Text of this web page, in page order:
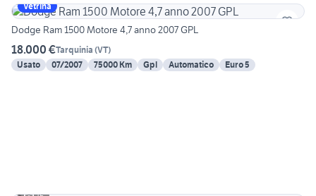
Vetrina
Dodge Ram 1500 Motore 4,7 anno 2007 GPL
18.000 €Tarquinia (VT)
Usato
07/2007 75000 Km Gpl Automatico Euro 5